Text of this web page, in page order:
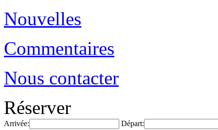
Nouvelles
Commentaires
Nous contacter
Réserver
Arrivée: Départ: